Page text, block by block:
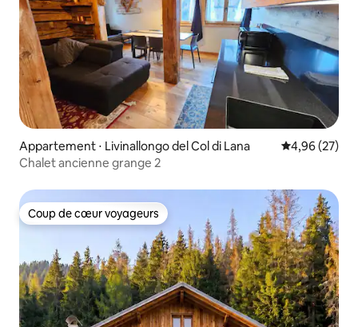
Appartement ⋅ Livinallongo del Col di Lana Évaluation
4,96 (27)
Chalet ancienne grange 2
Coup de cœur voyageurs
Coup de cœur voyageurs